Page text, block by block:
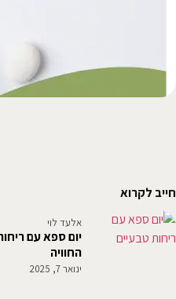
חייב לקרוא
יום ספא עם
החוויה
אלעד לוי
ינואר 7, 2025